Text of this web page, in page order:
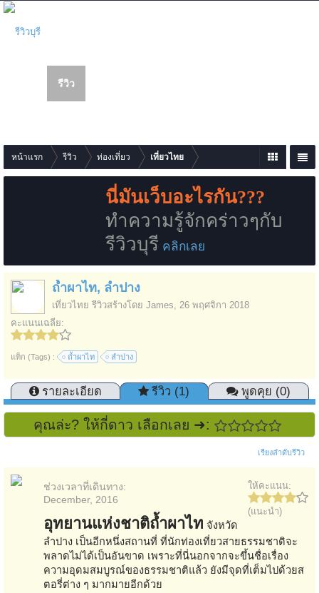
หน้าแรก รีวิว ท่องเที่ยว เที่ยวไทย
นี่มันเว็บอะไรกัน???
ทำความรู้จักคร่าวๆกับ
รีวิวบุรี คลิกเลย
ถ้ำผาไท, ลำปาง
เที่ยวไทย รีวิวสร้างโดย James, 26 พฤศจิกา 2018
คะแนนเฉลี่ย:
แท็ก (Tags) : ถ้ำผาไท ลำปาง
รายละเอียด รีวิว (1) พูดคุย (0)
คุณล่ะ? ให้กี่ดาว เลือกเลย ➜:
เรียงลำดับรีวิว
ให้คะแนน:
(แนะนำ)
ช่วงเวลาที่เดินทาง:
December, 2016
อุทยานแห่งชาติถ้ำผาไท จังหวัด
ลำปาง เป็นอีกหนึ่งสถานที่ ที่นักท่องเที่ยวสายธรรมชาติจะ
พลาดไม่ได้เป็นอันขาด เพราะที่นี่นอกจากจะขึ้นชื่อเรื่อง
ความอุดมสมบูรณ์ของธรรมชาติแล้ว ยังมีจุดที่เต็มไปด้วยส
ตอรี่ต่าง ๆ มากมายอีกด้วย
รีวิว